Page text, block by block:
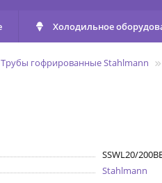
Холодильное
Трубы гофрированные Stahlmann
SSWL20/
Stahlmann